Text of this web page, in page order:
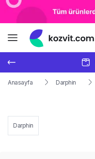
Anasayfa Darphin
Darphin